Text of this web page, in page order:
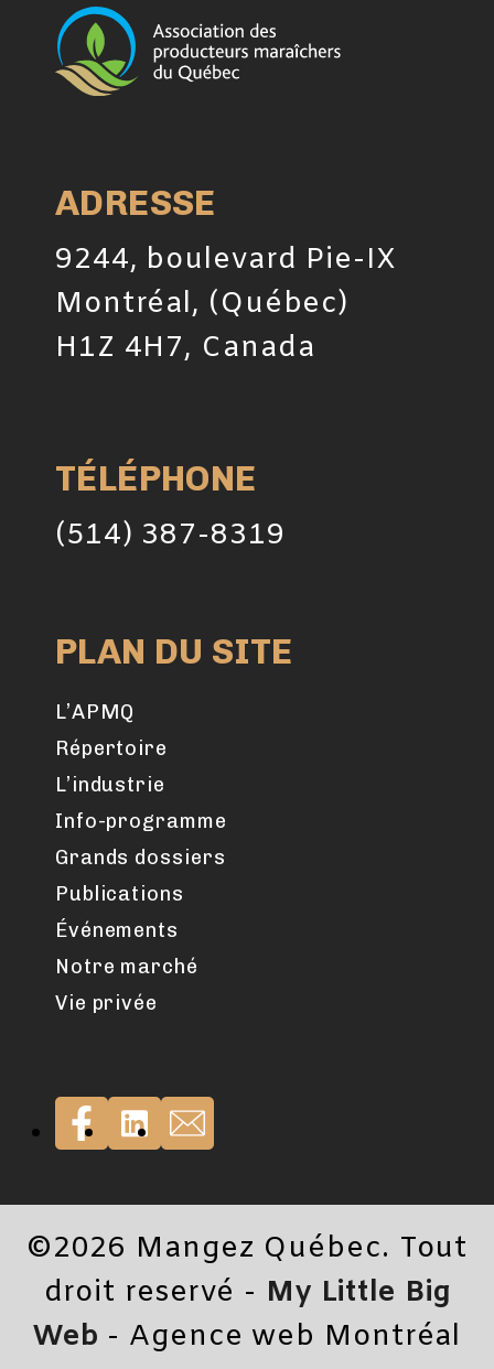
ADRESSE
9244, boulevard Pie-IX
Montréal, (Québec)
H1Z 4H7, Canada
TÉLÉPHONE
(514) 387-8319
PLAN DU SITE
L’APMQ
Répertoire
L’industrie
Info-programme
Grands dossiers
Publications
Événements
Notre marché
Vie privée
©2026 Mangez Québec. Tout
droit reservé - My Little Big
Web - Agence web Montréal